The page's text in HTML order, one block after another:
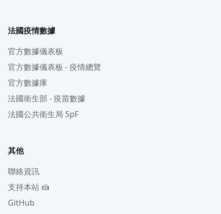
法國疫情數據
官方數據儀表板
官方數據儀表板 - 疫情總覽
官方數據庫
法國衛生部 - 疫苗數據
法國公共衛生局 SpF
其他
聯絡資訊
支持本站 🍰
GitHub